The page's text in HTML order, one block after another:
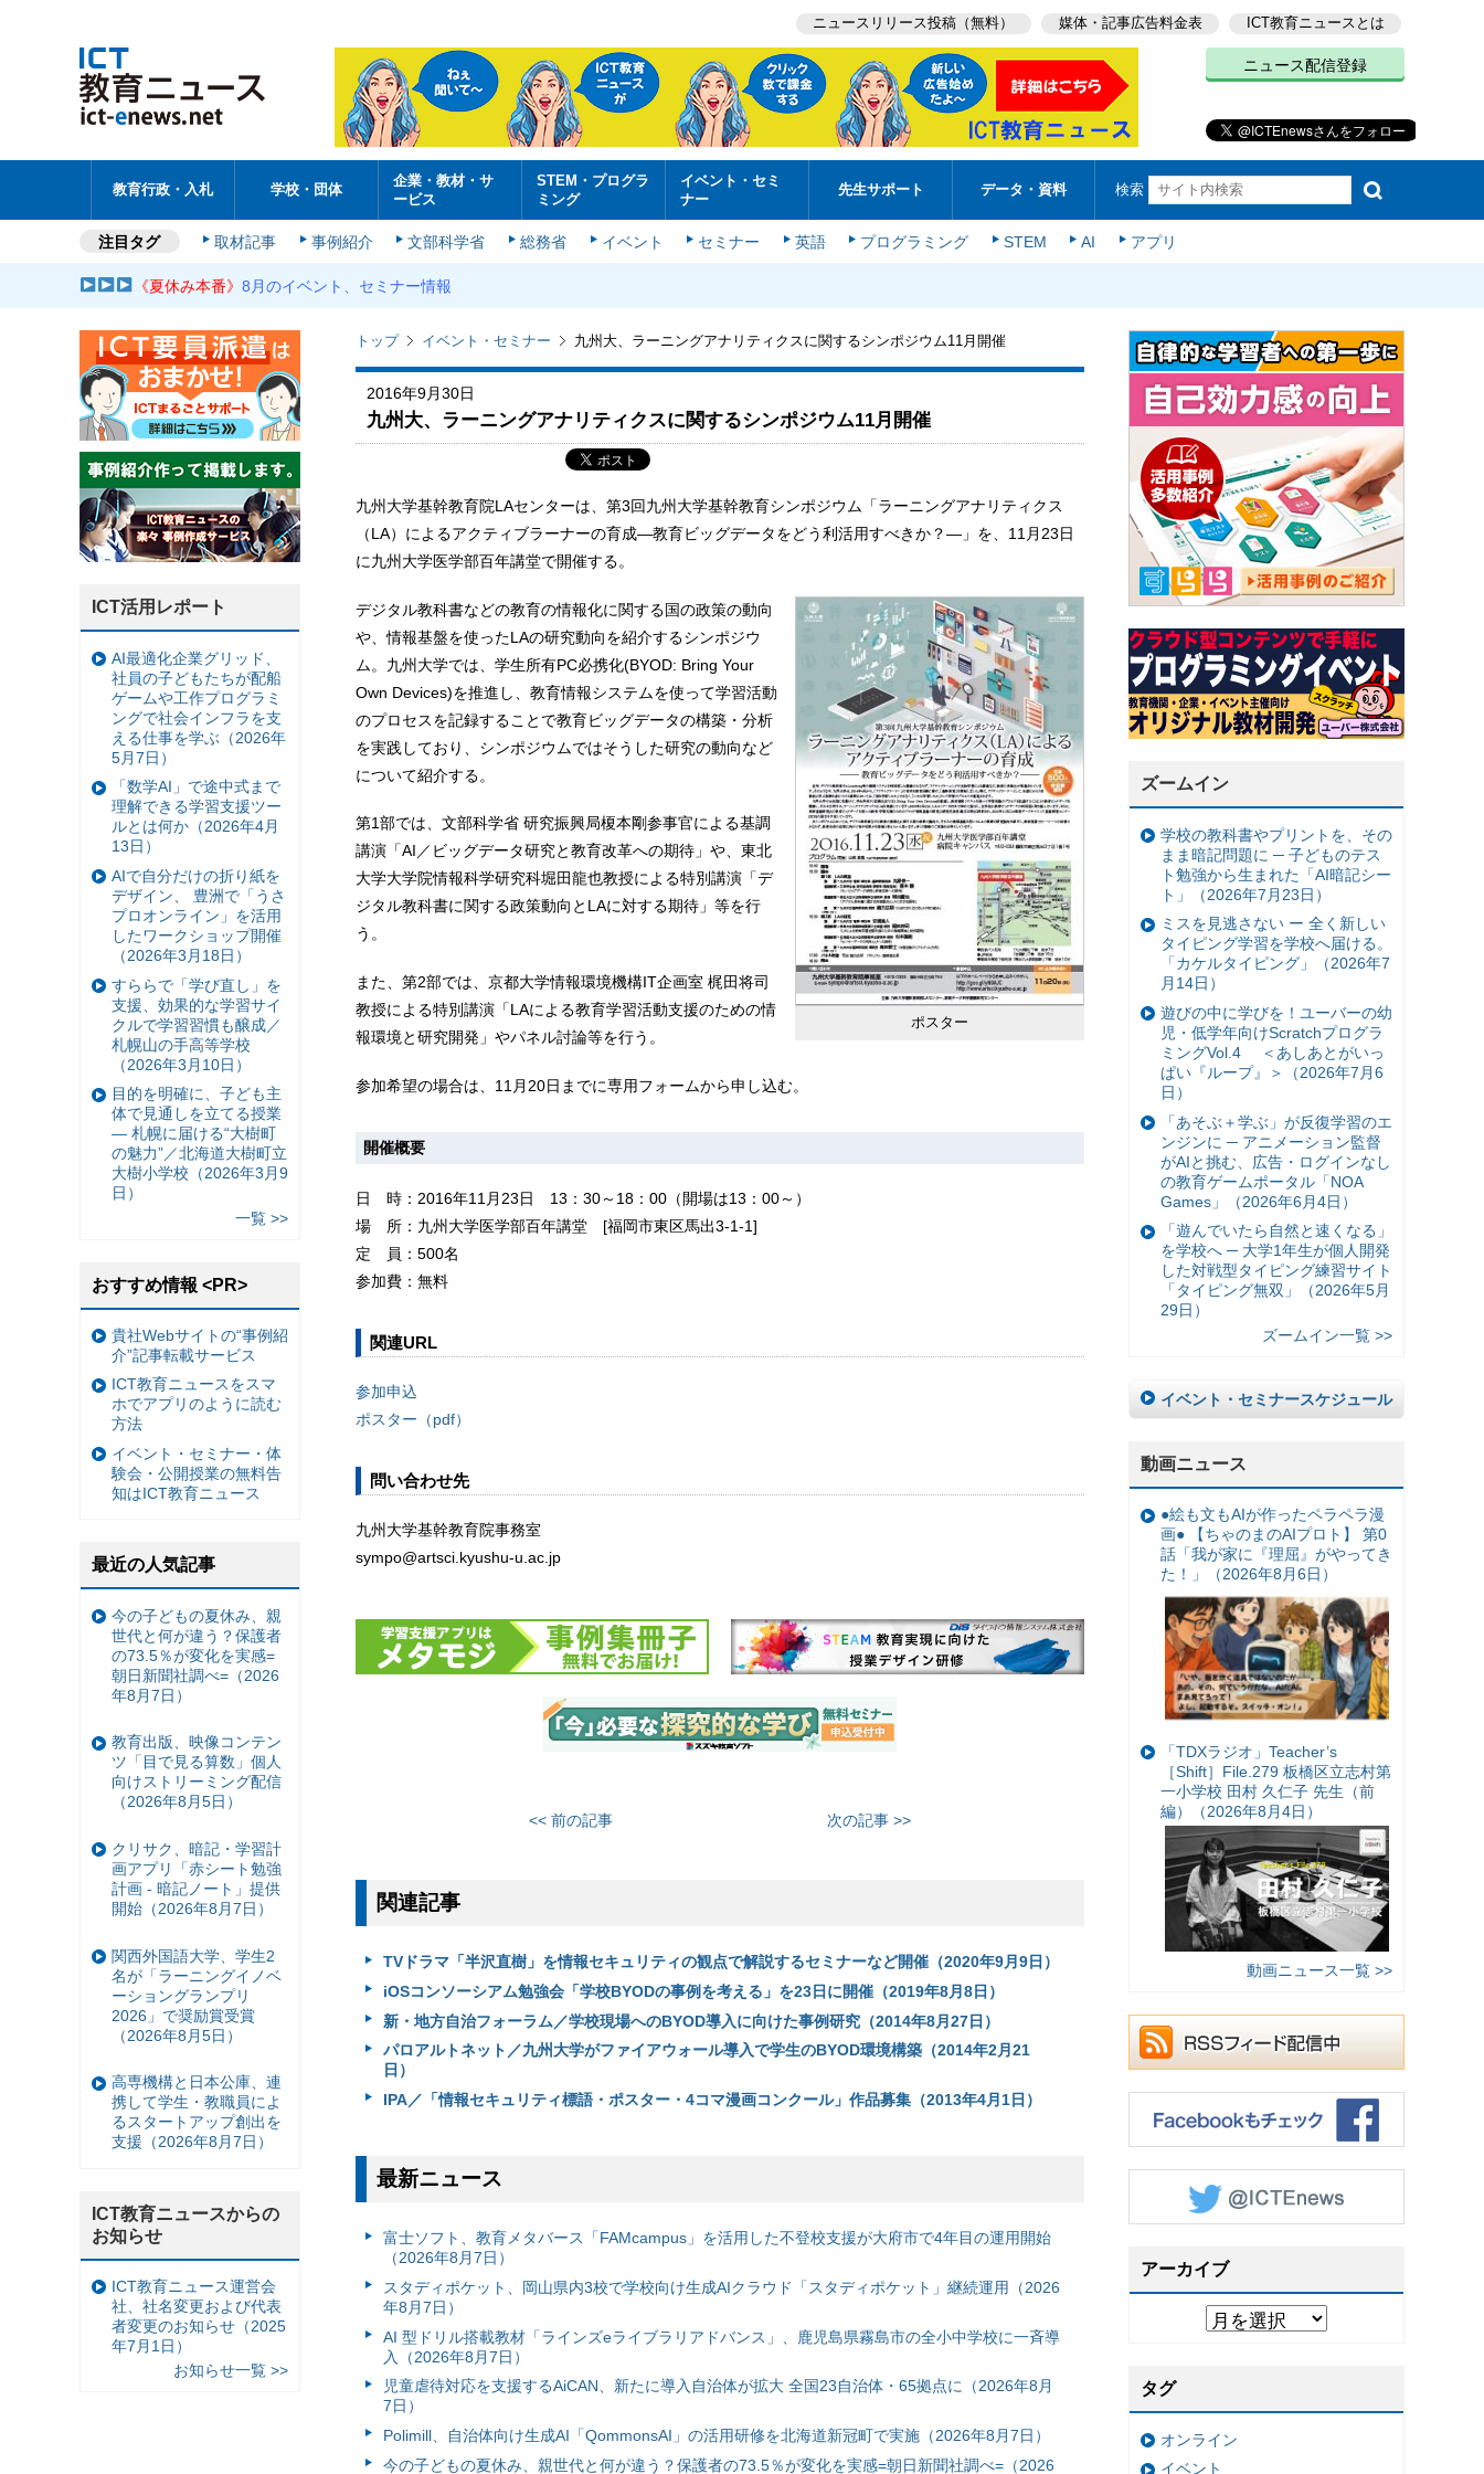
ニュースリリース投稿（無料） 媒体・記事広告料金表 ICT教育ニュースとは
ニュース配信登録
教育行政・入札 学校・団体
企業・教材・サ
ービス
STEM・プログラ
ミング
イベント・セミ
ナー
先生サポート データ・資料 検索
注目タグ 取材記事 事例紹介 文部科学省 総務省 イベント セミナー 英語 プログラミング STEM AI アプリ
《夏休み本番》8月のイベント、セミナー情報
トップ イベント・セミナー 九州大、ラーニングアナリティクスに関するシンポジウム11月開催
2016年9月30日
九州大、ラーニングアナリティクスに関するシンポジウム11月開催
九州大学基幹教育院LAセンターは、第3回九州大学基幹教育シンポジウム「ラーニングアナリティクス
（LA）によるアクティブラーナーの育成―教育ビッグデータをどう利活用すべきか？―」を、11月23日
に九州大学医学部百年講堂で開催する。
ポスター
デジタル教科書などの教育の情報化に関する国の政策の動向
や、情報基盤を使ったLAの研究動向を紹介するシンポジウ
ム。九州大学では、学生所有PC必携化(BYOD: Bring Your
Own Devices)を推進し、教育情報システムを使って学習活動
のプロセスを記録することで教育ビッグデータの構築・分析
を実践しており、シンポジウムではそうした研究の動向など
について紹介する。
第1部では、文部科学省 研究振興局榎本剛参事官による基調
講演「AI／ビッグデータ研究と教育改革への期待」や、東北
大学大学院情報科学研究科堀田龍也教授による特別講演「デ
ジタル教科書に関する政策動向とLAに対する期待」等を行
う。
また、第2部では、京都大学情報環境機構IT企画室 梶田将司
教授による特別講演「LAによる教育学習活動支援のための情
報環境と研究開発」やパネル討論等を行う。
参加希望の場合は、11月20日までに専用フォームから申し込む。
開催概要
日 時：2016年11月23日 13：30～18：00（開場は13：00～）
場 所：九州大学医学部百年講堂 [福岡市東区馬出3-1-1]
定 員：500名
参加費：無料
関連URL
参加申込
ポスター（pdf）
問い合わせ先
九州大学基幹教育院事務室
sympo@artsci.kyushu-u.ac.jp
<< 前の記事 次の記事 >>
関連記事
TVドラマ「半沢直樹」を情報セキュリティの観点で解説するセミナーなど開催（2020年9月9日）
iOSコンソーシアム勉強会「学校BYODの事例を考える」を23日に開催（2019年8月8日）
新・地方自治フォーラム／学校現場へのBYOD導入に向けた事例研究（2014年8月27日）
パロアルトネット／九州大学がファイアウォール導入で学生のBYOD環境構築（2014年2月21
日）
IPA／「情報セキュリティ標語・ポスター・4コマ漫画コンクール」作品募集（2013年4月1日）
最新ニュース
富⼠ソフト、教育メタバース「FAMcampus」を活用した不登校支援が大府市で4年目の運用開始
（2026年8月7日）
スタディポケット、岡山県内3校で学校向け生成AIクラウド「スタディポケット」継続運用（2026
年8月7日）
AI 型ドリル搭載教材「ラインズeライブラリアドバンス」、鹿児島県霧島市の全小中学校に一斉導
入（2026年8月7日）
児童虐待対応を支援するAiCAN、新たに導入自治体が拡大 全国23自治体・65拠点に（2026年8月
7日）
Polimill、自治体向け生成AI「QommonsAI」の活用研修を北海道新冠町で実施（2026年8月7日）
今の子どもの夏休み、親世代と何が違う？保護者の73.5％が変化を実感=朝日新聞社調べ=（2026
ズームイン
学校の教科書やプリントを、その
まま暗記問題に ─ 子どものテス
ト勉強から生まれた「AI暗記シー
ト」（2026年7月23日）
ミスを見逃さない ー 全く新しい
タイピング学習を学校へ届ける。
「カケルタイピング」（2026年7
月14日）
遊びの中に学びを！ユーバーの幼
児・低学年向けScratchプログラ
ミングVol.4 ＜あしあとがいっ
ぱい『ループ』＞（2026年7月6
日）
「あそぶ＋学ぶ」が反復学習のエ
ンジンに ─ アニメーション監督
がAIと挑む、広告・ログインなし
の教育ゲームポータル「NOA
Games」（2026年6月4日）
「遊んでいたら自然と速くなる」
を学校へ ─ 大学1年生が個人開発
した対戦型タイピング練習サイト
「タイピング無双」（2026年5月
29日）
ズームイン一覧 >>
イベント・セミナースケジュール
動画ニュース
●絵も文もAIが作ったペラペラ漫
画● 【ちゃのまのAIプロト】 第0
話「我が家に『理屈』がやってき
た！」（2026年8月6日）
「TDXラジオ」Teacher’s
［Shift］File.279 板橋区立志村第
一小学校 田村 久仁子 先生（前
編）（2026年8月4日）
動画ニュース一覧 >>
アーカイブ
タグ
オンライン
イベント
ICT活用レポート
AI最適化企業グリッド、
社員の子どもたちが配船
ゲームや工作プログラミ
ングで社会インフラを支
える仕事を学ぶ（2026年
5月7日）
「数学AI」で途中式まで
理解できる学習支援ツー
ルとは何か（2026年4月
13日）
AIで自分だけの折り紙を
デザイン、 豊洲で「うさ
プロオンライン」を活用
したワークショップ開催
（2026年3月18日）
すららで「学び直し」を
支援、効果的な学習サイ
クルで学習習慣も醸成／
札幌山の手高等学校
（2026年3月10日）
目的を明確に、子ども主
体で見通しを立てる授業
— 札幌に届ける“大樹町
の魅力”／北海道大樹町立
大樹小学校（2026年3月9
日）
一覧 >>
おすすめ情報 <PR>
貴社Webサイトの“事例紹
介”記事転載サービス
ICT教育ニュースをスマ
ホでアプリのように読む
方法
イベント・セミナー・体
験会・公開授業の無料告
知はICT教育ニュース
最近の人気記事
今の子どもの夏休み、親
世代と何が違う？保護者
の73.5％が変化を実感=
朝日新聞社調べ=（2026
年8月7日）
教育出版、映像コンテン
ツ「目で見る算数」個人
向けストリーミング配信
（2026年8月5日）
クリサク、暗記・学習計
画アプリ「赤シート勉強
計画 - 暗記ノート」提供
開始（2026年8月7日）
関西外国語大学、学生2
名が「ラーニングイノベ
ーショングランプリ
2026」で奨励賞受賞
（2026年8月5日）
高専機構と日本公庫、連
携して学生・教職員によ
るスタートアップ創出を
支援（2026年8月7日）
ICT教育ニュースからの
お知らせ
ICT教育ニュース運営会
社、社名変更および代表
者変更のお知らせ（2025
年7月1日）
お知らせ一覧 >>